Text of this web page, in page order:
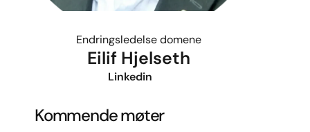
Endringsledelse domene
Eilif Hjelseth
Linkedin
Kommende møter